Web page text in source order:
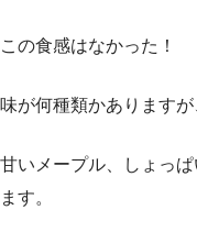
この食感はなかった！
味が何種類かありますが
甘いメープル、しょっ
ます。